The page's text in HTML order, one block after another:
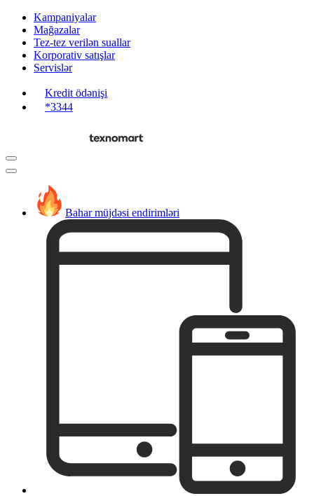
Kampaniyalar
Mağazalar
Tez-tez verilən suallar
Korporativ satışlar
Servislər
Kredit ödənişi
*3344
Bahar müjdəsi endirimləri